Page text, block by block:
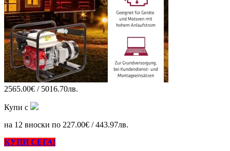
2565.00€ / 5016.70лв.
Купи с
на 12 вноски по 227.00€ / 443.97лв.
КУПИ СЕГА!